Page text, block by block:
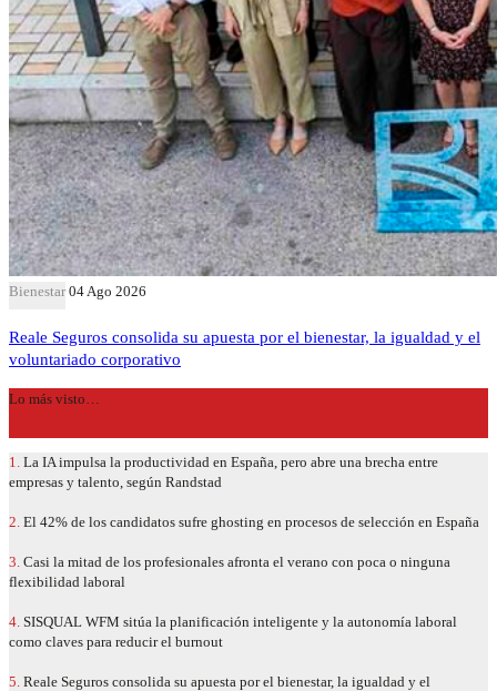
Bienestar 04 Ago 2026
Reale Seguros consolida su apuesta por el bienestar, la igualdad y el
voluntariado corporativo
Lo más visto…
1. La IA impulsa la productividad en España, pero abre una brecha entre
empresas y talento, según Randstad
2. El 42% de los candidatos sufre ghosting en procesos de selección en España
3. Casi la mitad de los profesionales afronta el verano con poca o ninguna
flexibilidad laboral
4. SISQUAL WFM sitúa la planificación inteligente y la autonomía laboral
como claves para reducir el burnout
5. Reale Seguros consolida su apuesta por el bienestar, la igualdad y el